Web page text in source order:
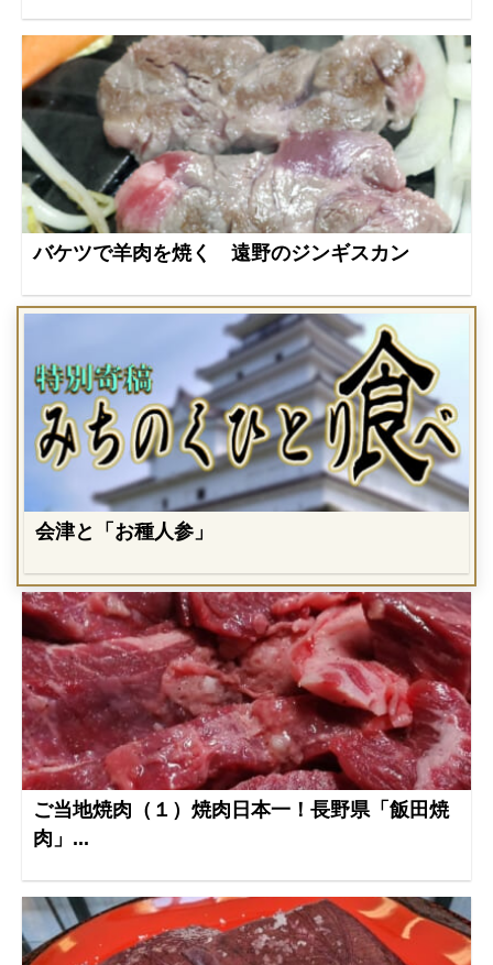
バケツで羊肉を焼く 遠野のジンギスカン
会津と「お種人参」
ご当地焼肉（１）焼肉日本一！長野県「飯田焼
肉」...